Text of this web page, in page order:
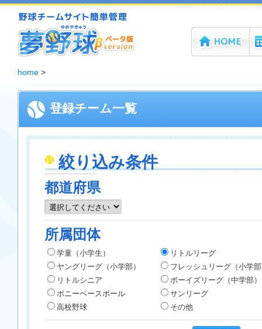
home >
登録チーム一覧
絞り込み条件
都道府県
所属団体
学童（小学生）
リトルリーグ
ヤングリーグ（小学部）
フレッシュリーグ（小学
リトルシニア
ボーイズリーグ（中学部）
ポニーベースボール
サンリーグ
高校野球
その他